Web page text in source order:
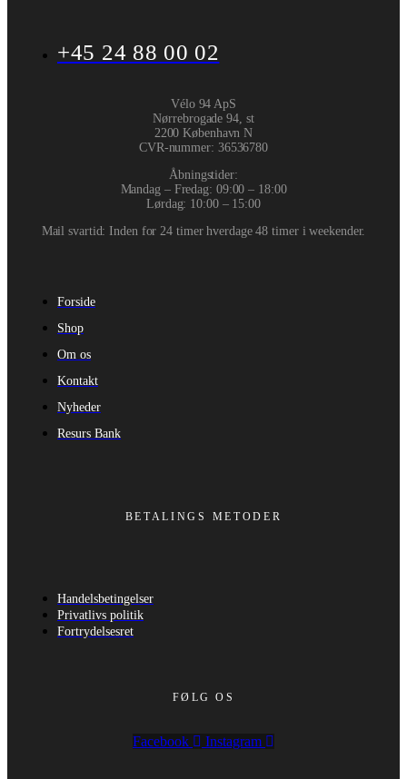
+45 24 88 00 02
Vélo 94 ApS
Nørrebrogade 94, st
2200 København N
CVR-nummer: 36536780
Åbningstider:
Mandag – Fredag: 09:00 – 18:00
Lørdag: 10:00 – 15:00
Mail svartid: Inden for 24 timer hverdage 48 timer i weekender.
Forside
Shop
Om os
Kontakt
Nyheder
Resurs Bank
BETALINGS METODER
Handelsbetingelser
Privatlivs politik
Fortrydelsesret
FØLG OS
Facebook Instagram